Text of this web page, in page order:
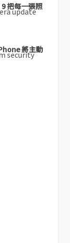
把每一張照
將主動